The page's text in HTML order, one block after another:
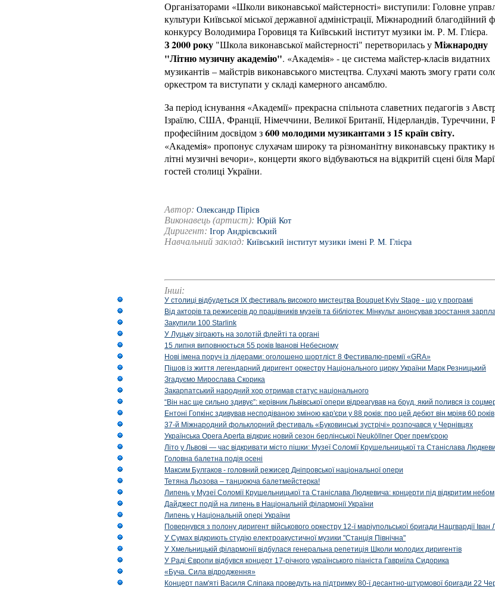
Організаторами «Школи виконавської майстерності» виступили: Головне
культури Київської міської державної адміністрації, Міжнародний благодійний
конкурсу Володимира Горовиця та Київський інститут музики ім. Р. М. Глієра.
З 2000 року "Школа виконавської майстерності" перетворилась уМіжнародну
"Літню музичну академію". «Академія» - це система майстер-класів видатних
музикантів – майстрів виконавського мистецтва. Слухачі мають змогу грати
оркестром та виступати у складі камерного ансамблю.
За період існування «Академії» прекрасна спільнота славетних педагогів з
Ізраїлю, США, Франції, Німеччини, Великої Британії, Нідерландів, Туреччини,
професійним досвідом з600молодими музикантами з 15 країн світу.
«Академія» пропонує слухачам широку та різноманітну виконавську практику
літні музичні вечори», концерти якого відбуваються на відкритій сцені біля
гостей столиці України.
Автор: Олександр Пірієв
Виконавець (артист): Юрій Кот
Диригент: Ігор Андрієвський
Навчальний заклад: Київський інститут музики імені Р. М. Глієра
Інші:
У столиці відбудеться IX фестиваль високого мистецтва Bouquet Kyiv Stage - що у програмі
Від акторів та режисерів до працівників музеїв та бібліотек: Мінкульт анонсував зростання
Закупили 100 Starlink
У Луцьку зіграють на золотій флейті та органі
15 липня виповнюється 55 років Іванові Небесному
Нові імена поруч із лідерами: оголошено шортліст 8 Фестивалю-премії «GRA»
Пішов із життя легендарний диригент оркестру Національного цирку України Марк Резницький
Згадуємо Мирослава Скорика
Закарпатський народний хор отримав статус національного
“Він нас ще сильно здивує”: керівник Львівської опери відреагував на бруд, який полився із
Ентоні Гопкінс здивував несподіваною зміною кар'єри у 88 років: про цей дебют він мріяв 60 років
37-й Міжнародний фольклорний фестиваль «Буковинські зустрічі» розпочався у Чернівцях
Українська Opera Aperta відкриє новий сезон берлінської Neuköllner Oper прем'єрою
Літо у Львові — час відкривати місто пішки: Музеї Соломії Крушельницької та Станіслава
Головна балетна подія осені
Максим Булгаков - головний режисер Дніпровської національної опери
Тетяна Льозова – танцююча балетмейстерка!
Липень у Музеї Соломії Крушельницької та Станіслава Людкевича: концерти під відкритим
Дайджест подій на липень в Національній філармонії України
Липень у Національній опері України
Повернувся з полону диригент військового оркестру 12-ї маріупольської бригади Нацгвардії Іван
У Сумах відкриють студію електроакустичної музики "Станція Північна"
У Хмельницькій філармонії відбулася генеральна репетиція Школи молодих диригентів
У Раді Європи відбувся концерт 17-річного українського піаніста Гавриїла Сидорика
«Буча. Сила відродження»
Концерт пам'яті Василя Сліпака проведуть на підтримку 80-ї десантно-штурмової бригади 22